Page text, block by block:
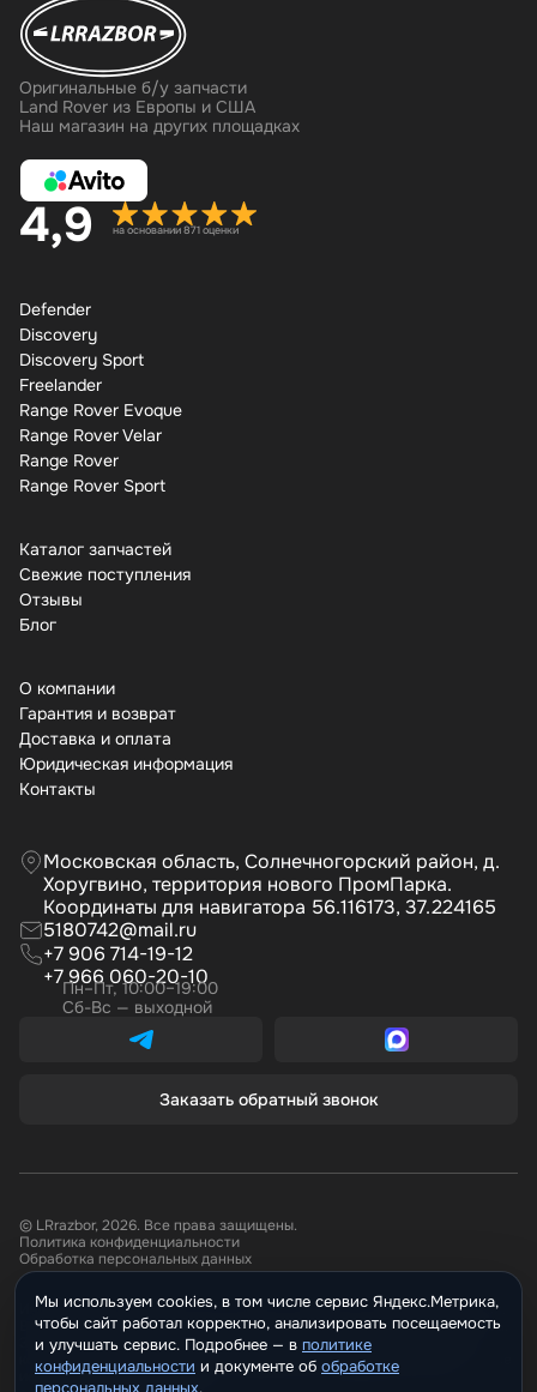
Оригинальные б/у запчасти
Land Rover из Европы и США
Наш магазин на других площадках
4,9 на основании 871 оценки
Defender
Discovery
Discovery Sport
Freelander
Range Rover Evoque
Range Rover Velar
Range Rover
Range Rover Sport
Каталог запчастей
Свежие поступления
Отзывы
Бло
О компании
Гарантия и возврат
Доставка и оплата
Юридическая информация
Контакты
Московская область, Солнечногорский район, д.
Хоругвино, территория нового ПромПарка.
Координаты для навигатора 56.116173, 37.224165
5180742@mail.ru
+7 906 714-19-12
+7 966 060-20-10
Пн–Пт, 10:00–19:00
Сб-Вс — выходной
Заказать обратный звонок
© LRrazbor, 2026. Все права защищены.
Политика конфиденциальности
Обработка персональных данных
Информация, размещённая на сайте не является публичной офертой.
Все материалы данного сайта являются объектами авторского права.
Запрещается копирование, распространение (в том числе путем
копирования на другие сайты и ресурсы в Интернете) или любое иное
использование информации и объектов без предварительного
Мы используем cookies, в том числе сервис Яндекс.Метрика,
чтобы сайт работал корректно, анализировать посещаемость
и улучшать сервис. Подробнее — политике
конфиденциальности и документе о обработке
персональных данных.